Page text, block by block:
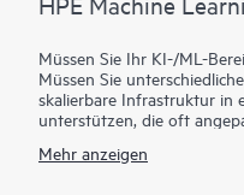
Müssen Sie Ihr KI-/ML-
Müssen Sie
skalierbare Infrastruktur in
unterstützen, die oft
benutzerfreundliche Tools
Mehr anzeigen